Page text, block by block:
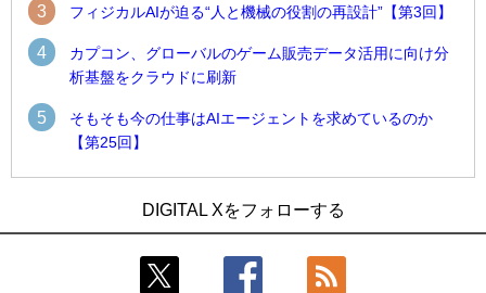
3 フィジカルAIが迫る“人と機械の役割の再設計”【第3回】
4
カプコン、グローバルのゲーム販売データ活用に向け分
析基盤をクラウドに刷新
5
そもそも今の仕事はAIエージェントを求めているのか
【第25回】
技術を使う抽出方法の研究開始
Umios、消費者起点の販売計画策定に向けたAIシステムを本格
合基盤を本格稼働
鹿島建設、鋼管柱へのコンクリート充填時の異常を検出する
AIを遠隔監視システムに実装
DIGITAL Xをフォローする